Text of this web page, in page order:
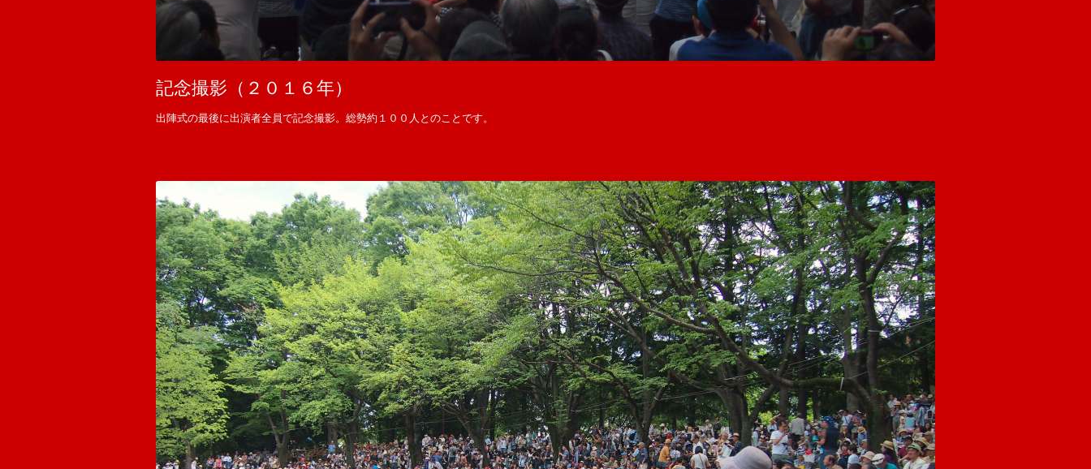
記念撮影（２０１６年）
出陣式の最後に出演者全員で記念撮影。総勢約１００人とのことです。